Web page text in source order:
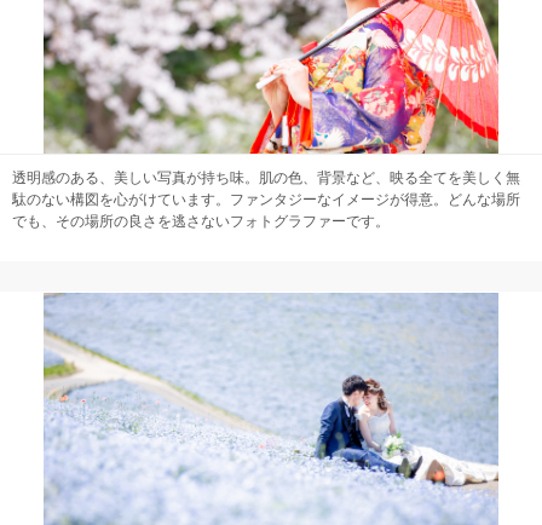
透明感のある、美しい写真が持ち味。肌の色、背景など、映る全てを美しく無
駄のない構図を心がけています。ファンタジーなイメージが得意。どんな場所
でも、その場所の良さを逃さないフォトグラファーです。